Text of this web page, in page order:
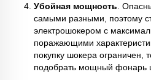
Убойная мощность .
самыми разными, поэтому
электрошокером с
поражающими
покупку шокера ограничен,
подобрать мощный фонарь